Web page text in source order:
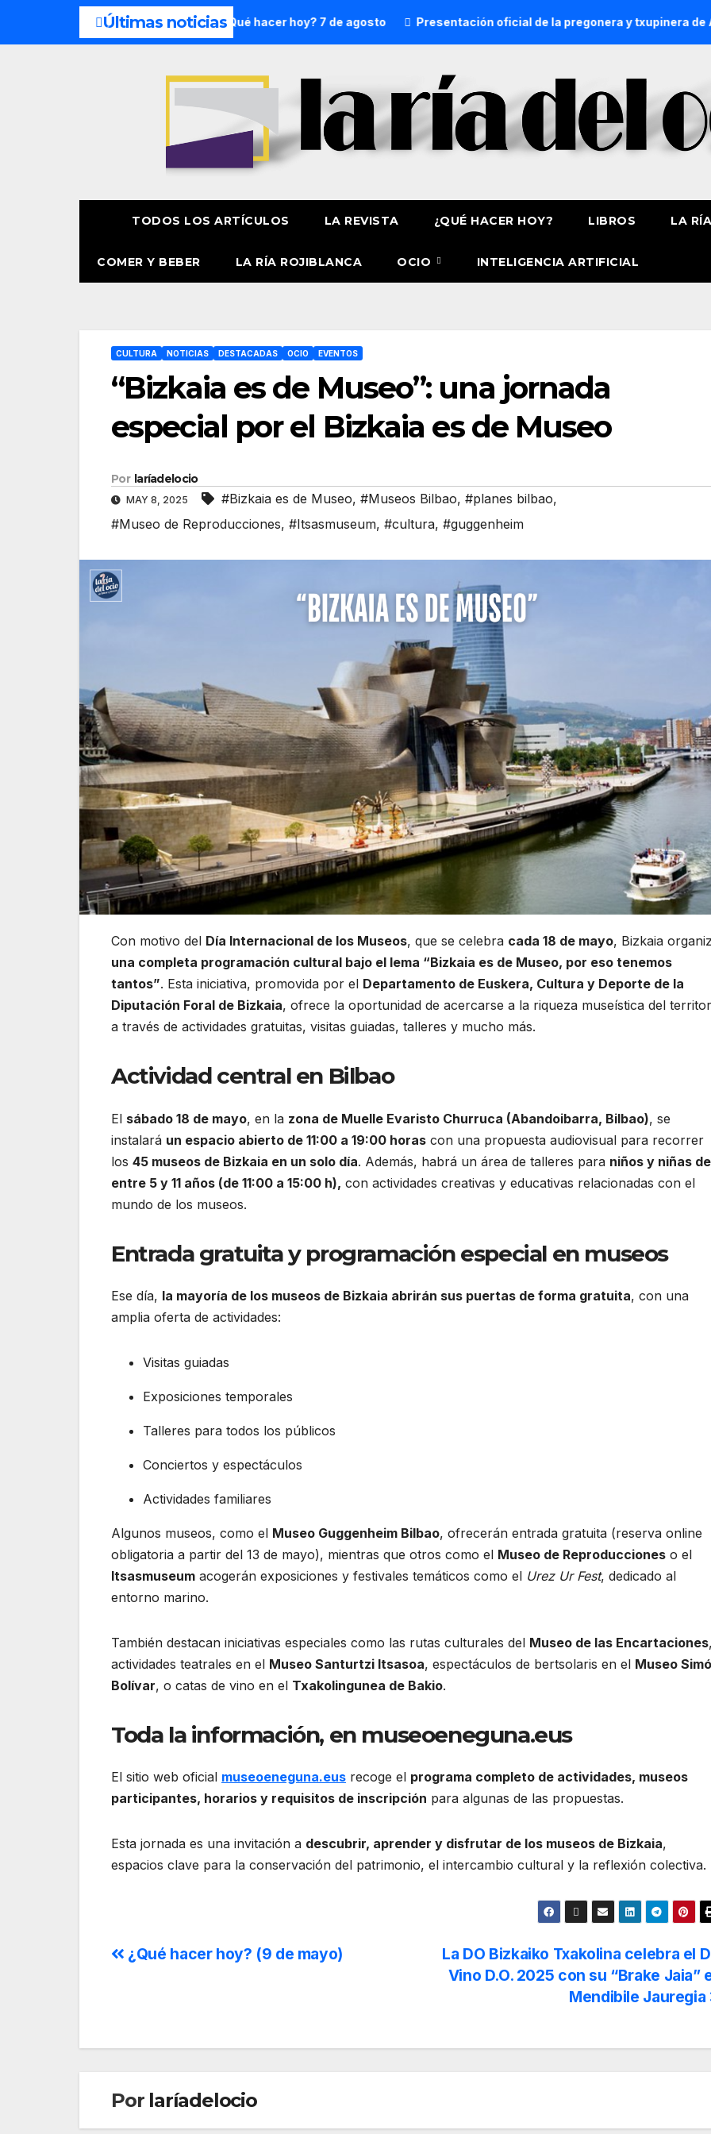
Últimas noticias
semana: 8 y 9 de agosto ¿Qué hacer hoy? 7 de agosto Presentación oficial de la pregonera y txupinera de Aste
TODOS LOS ARTÍCULOS LA REVISTA ¿QUÉ HACER HOY? LIBROS LA
COMER Y BEBER LA RÍA ROJIBLANCA OCIO INTELIGENCIA ARTIFICIAL
CULTURA NOTICIAS DESTACADAS OCIO EVENTOS
“Bizkaia es de Museo”: una jornada
especial por el Bizkaia es de Museo
Por laríadelocio
MAY 8, 2025 #Bizkaia es de Museo, #Museos Bilbao, #planes bilbao,
#Museo de Reproducciones, #Itsasmuseum, #cultura, #guggenheim
Con motivo del Día Internacional de los Museos, que se celebra cada 18 de mayo, Bizkaia
una completa programación cultural bajo el lema “Bizkaia es de Museo, por eso tenemos
tantos”. Esta iniciativa, promovida por el Departamento de Euskera, Cultura y Deporte de la
Diputación Foral de Bizkaia, ofrece la oportunidad de acercarse a la riqueza museística del
a través de actividades gratuitas, visitas guiadas, talleres y mucho más.
Actividad central en Bilbao
El sábado 18 de mayo, en la zona de Muelle Evaristo Churruca (Abandoibarra, Bilbao), se
instalará un espacio abierto de 11:00 a 19:00 horas con una propuesta audiovisual para recorrer
los 45 museos de Bizkaia en un solo día. Además, habrá un área de talleres para niños y niñas de
entre 5 y 11 años (de 11:00 a 15:00 h), con actividades creativas y educativas relacionadas con el
mundo de los museos.
Entrada gratuita y programación especial en museos
Ese día, la mayoría de los museos de Bizkaia abrirán sus puertas de forma gratuita, con una
amplia oferta de actividades:
Visitas guiadas
Exposiciones temporales
Talleres para todos los públicos
Conciertos y espectáculos
Actividades familiares
Algunos museos, como el Museo Guggenheim Bilbao, ofrecerán entrada gratuita (reserva online
obligatoria a partir del 13 de mayo), mientras que otros como el Museo de Reproducciones o el
Itsasmuseum acogerán exposiciones y festivales temáticos como el Urez Ur Fest, dedicado al
entorno marino.
También destacan iniciativas especiales como las rutas culturales del Museo de las Encartaciones
actividades teatrales en el Museo Santurtzi Itsasoa, espectáculos de bertsolaris en el Museo
Bolívar, o catas de vino en el Txakolingunea de Bakio.
Toda la información, en museoeneguna.eus
El sitio web oficial museoeneguna.eus recoge el programa completo de actividades, museos
participantes, horarios y requisitos de inscripción para algunas de las propuestas.
Esta jornada es una invitación a descubrir, aprender y disfrutar de los museos de Bizkaia,
espacios clave para la conservación del patrimonio, el intercambio cultural y la reflexión colectiva.
La DO Bizkaiko Txakolina celebra el
Vino D.O. 2025 con su “Brake Jaia”
Mendibile Jauregia
¿Qué hacer hoy? (9 de mayo)
Por laríadelocio